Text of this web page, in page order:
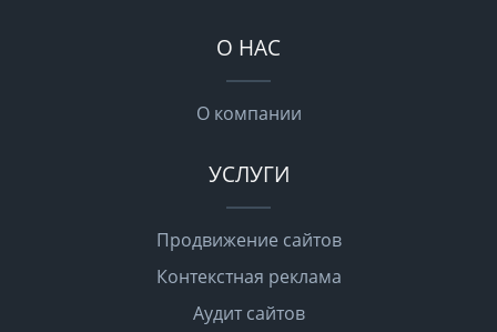
О НАС
О компании
УСЛУГИ
Продвижение сайтов
Контекстная реклама
Аудит сайтов